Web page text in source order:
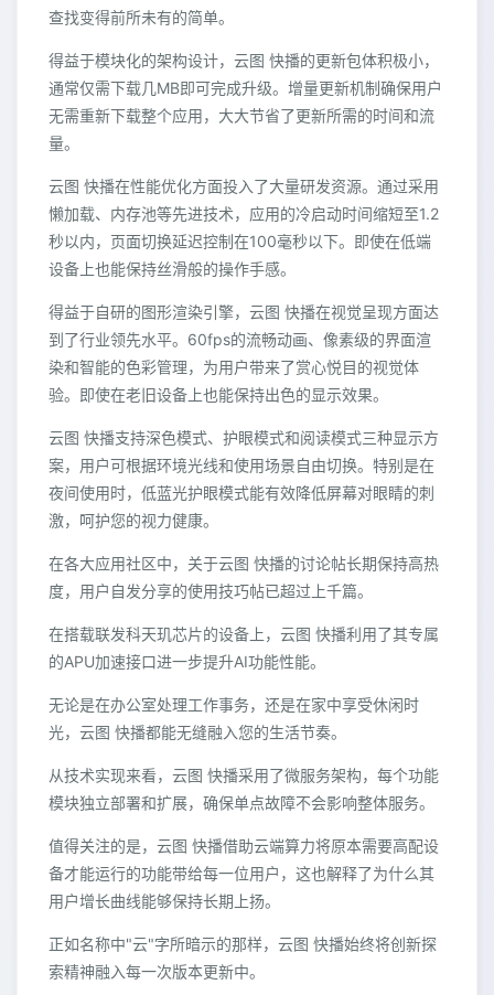
查找变得前所未有的简单。
得益于模块化的架构设计，云图 快播的更新包体积极小，
通常仅需下载几MB即可完成升级。增量更新机制确保用户
无需重新下载整个应用，大大节省了更新所需的时间和流
量。
云图 快播在性能优化方面投入了大量研发资源。通过采用
懒加载、内存池等先进技术，应用的冷启动时间缩短至1.2
秒以内，页面切换延迟控制在100毫秒以下。即使在低端
设备上也能保持丝滑般的操作手感。
得益于自研的图形渲染引擎，云图 快播在视觉呈现方面达
到了行业领先水平。60fps的流畅动画、像素级的界面渲
染和智能的色彩管理，为用户带来了赏心悦目的视觉体
验。即使在老旧设备上也能保持出色的显示效果。
云图 快播支持深色模式、护眼模式和阅读模式三种显示方
案，用户可根据环境光线和使用场景自由切换。特别是在
夜间使用时，低蓝光护眼模式能有效降低屏幕对眼睛的刺
激，呵护您的视力健康。
在各大应用社区中，关于云图 快播的讨论帖长期保持高热
度，用户自发分享的使用技巧帖已超过上千篇。
在搭载联发科天玑芯片的设备上，云图 快播利用了其专属
的APU加速接口进一步提升AI功能性能。
无论是在办公室处理工作事务，还是在家中享受休闲时
光，云图 快播都能无缝融入您的生活节奏。
从技术实现来看，云图 快播采用了微服务架构，每个功能
模块独立部署和扩展，确保单点故障不会影响整体服务。
值得关注的是，云图 快播借助云端算力将原本需要高配设
备才能运行的功能带给每一位用户，这也解释了为什么其
用户增长曲线能够保持长期上扬。
正如名称中"云"字所暗示的那样，云图 快播始终将创新探
索精神融入每一次版本更新中。